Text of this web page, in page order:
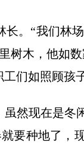
。“我们林
木，他如数
们如照顾孩
然现在是冬
要种地了，